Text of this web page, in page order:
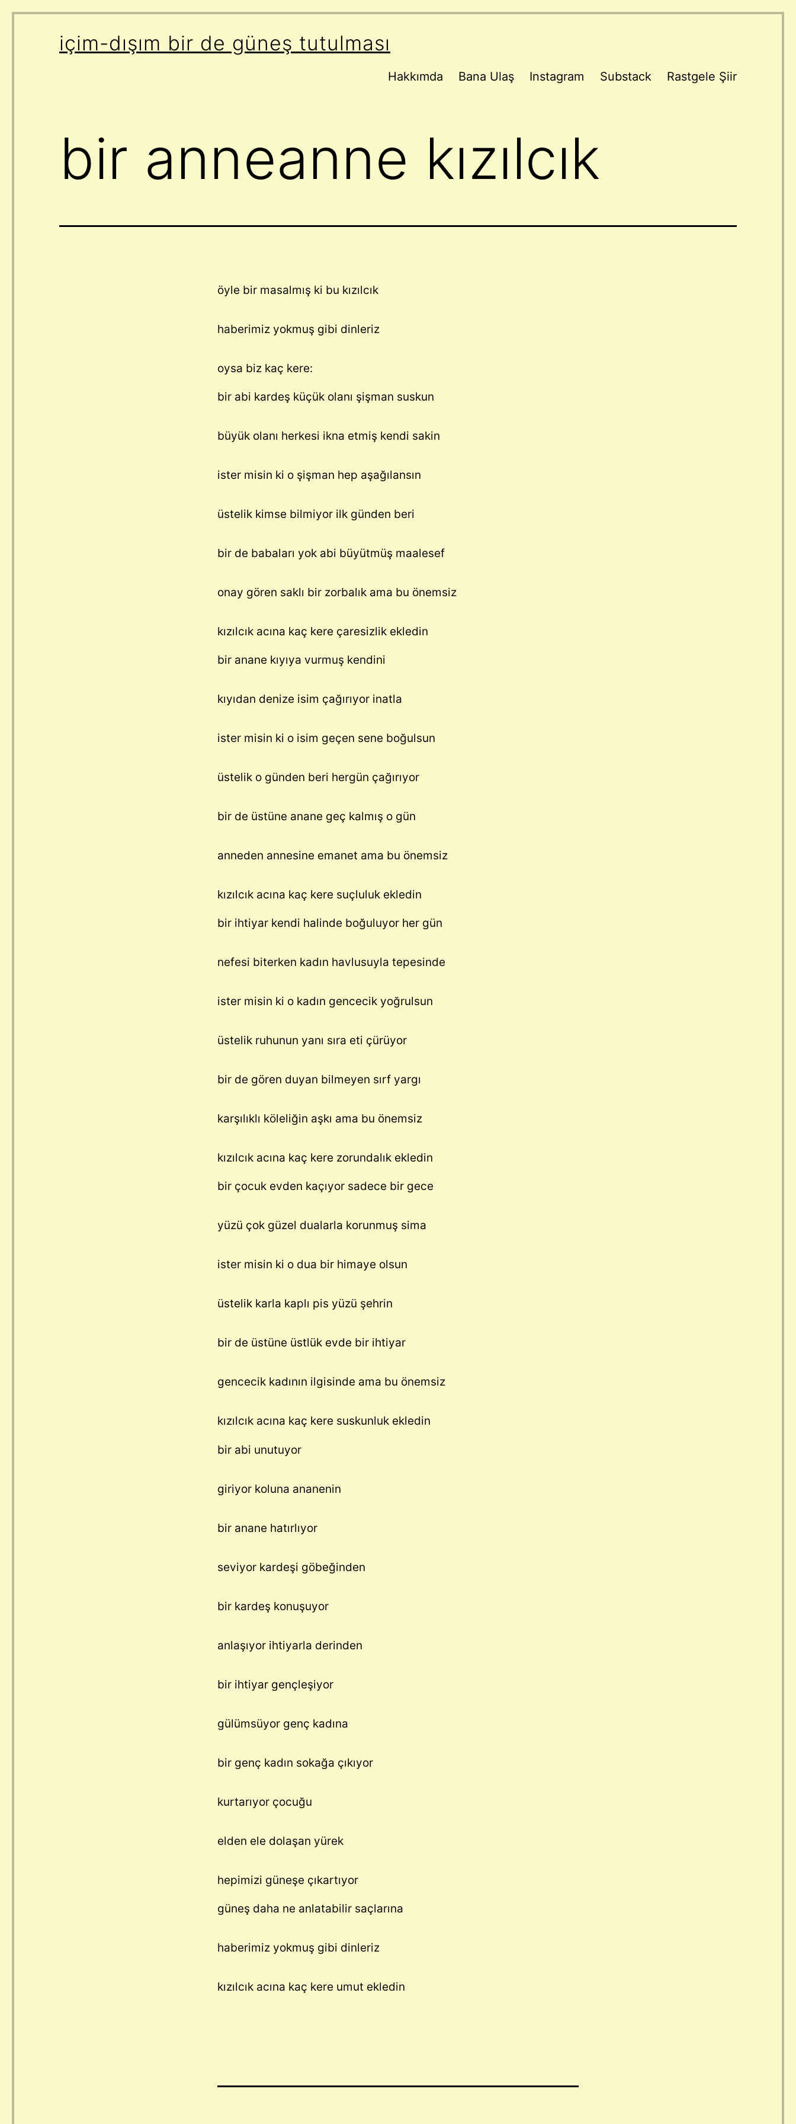
içim-dışım bir de güneş tutulması
Hakkımda Bana Ulaş Instagram Substack Rastgele Şiir
bir anneanne kızılcık
öyle bir masalmış ki bu kızılcık
haberimiz yokmuş gibi dinleriz
oysa biz kaç kere:
bir abi kardeş küçük olanı şişman suskun
büyük olanı herkesi ikna etmiş kendi sakin
ister misin ki o şişman hep aşağılansın
üstelik kimse bilmiyor ilk günden beri
bir de babaları yok abi büyütmüş maalesef
onay gören saklı bir zorbalık ama bu önemsiz
kızılcık acına kaç kere çaresizlik ekledin
bir anane kıyıya vurmuş kendini
kıyıdan denize isim çağırıyor inatla
ister misin ki o isim geçen sene boğulsun
üstelik o günden beri hergün çağırıyor
bir de üstüne anane geç kalmış o gün
anneden annesine emanet ama bu önemsiz
kızılcık acına kaç kere suçluluk ekledin
bir ihtiyar kendi halinde boğuluyor her gün
nefesi biterken kadın havlusuyla tepesinde
ister misin ki o kadın gencecik yoğrulsun
üstelik ruhunun yanı sıra eti çürüyor
bir de gören duyan bilmeyen sırf yargı
karşılıklı köleliğin aşkı ama bu önemsiz
kızılcık acına kaç kere zorundalık ekledin
bir çocuk evden kaçıyor sadece bir gece
yüzü çok güzel dualarla korunmuş sima
ister misin ki o dua bir himaye olsun
üstelik karla kaplı pis yüzü şehrin
bir de üstüne üstlük evde bir ihtiyar
gencecik kadının ilgisinde ama bu önemsiz
kızılcık acına kaç kere suskunluk ekledin
bir abi unutuyor
giriyor koluna ananenin
bir anane hatırlıyor
seviyor kardeşi göbeğinden
bir kardeş konuşuyor
anlaşıyor ihtiyarla derinden
bir ihtiyar gençleşiyor
gülümsüyor genç kadına
bir genç kadın sokağa çıkıyor
kurtarıyor çocuğu
elden ele dolaşan yürek
hepimizi güneşe çıkartıyor
güneş daha ne anlatabilir saçlarına
haberimiz yokmuş gibi dinleriz
kızılcık acına kaç kere umut ekledin